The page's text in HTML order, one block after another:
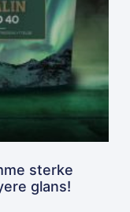
sterke
glans!